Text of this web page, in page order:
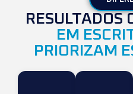
RESULTADOS
EM
PRIORIZAM